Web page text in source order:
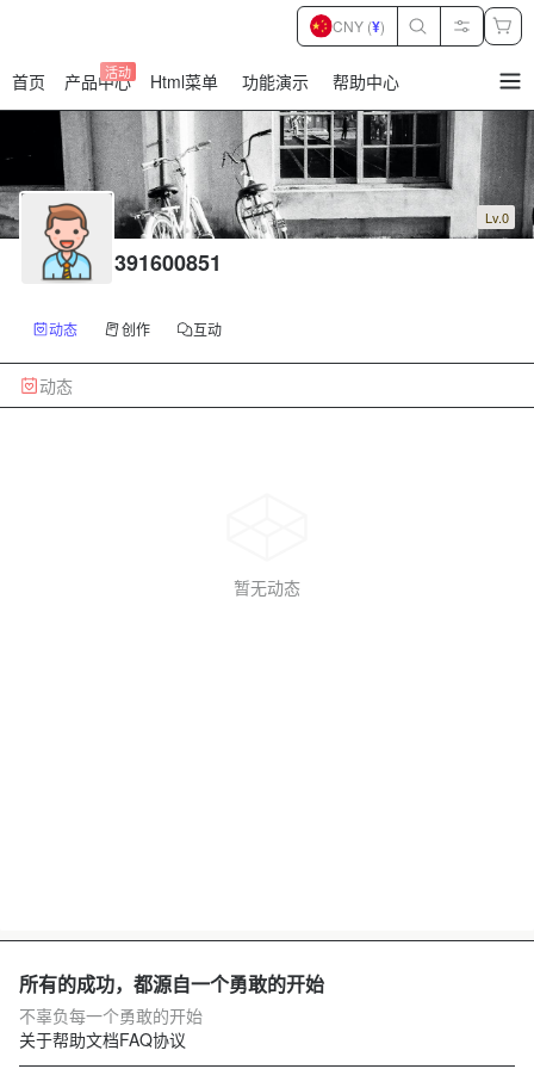
首页 产品中心
活动 Html菜单 功能演示 帮助中心
CNY (¥)
Lv.0
391600851
动态 创作 互动
动态
暂无动态
所有的成功，都源自一个勇敢的开始
不辜负每一个勇敢的开始
关于帮助文档FAQ协议